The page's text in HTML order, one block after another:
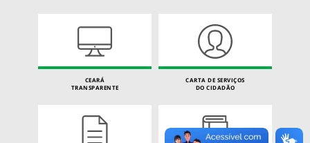
CEARÁ
TRANSPARENTE
CARTA DE SERVIÇOS
DO CIDADÃO